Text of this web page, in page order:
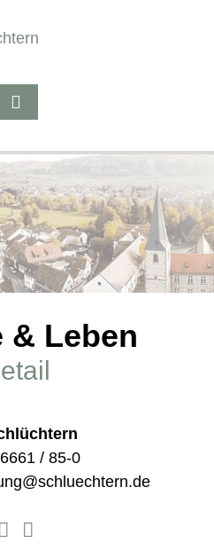
& Leben
/ 85-0